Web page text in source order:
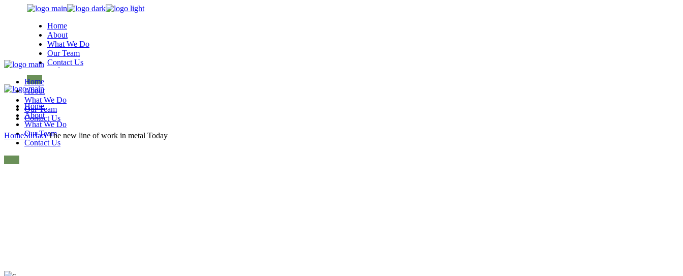
Home
About
What We Do
Our Team
Contact Us
Home
About
What We Do
Our Team
Contact Us
Home
About
What We Do
Our Team
Contact Us
HomeSurfaceThe new line of work in metal Today